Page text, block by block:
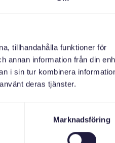
tillhandahålla funktioner för
annan information från din
i sin tur kombinera
deras tjänster.
Marknadsföring
självklart fikar vi också! Kom
generationsgränserna, där
barn upp till 2 år (även